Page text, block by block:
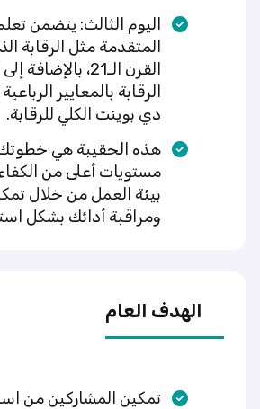
اليوم الثالث: يتضمن
المتقدمة مثل الرقابة
القرن الـ21،
الرقابة بالمعايير
دي بوينت الكلي للرقابة.
هذه الحقيبة هي
مستويات أعلى من
بيئة العمل من خلال
ومراقبة أدائك بشكل
الهدف العام
تمكين المشاركين من